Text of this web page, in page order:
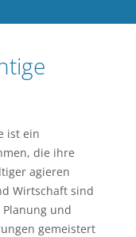
ist ein
die ihre
agieren
Wirtschaft sind
und
gemeistert